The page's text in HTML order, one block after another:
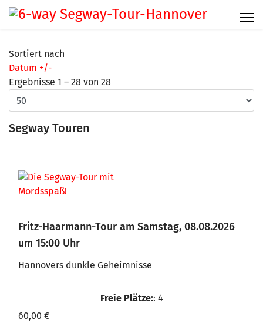
Sortiert nach
Datum +/-
Ergebnisse 1 – 28 von 28
Segway Touren
Fritz-Haarmann-Tour am Samstag, 08.08.2026
um 15:00 Uhr
Hannovers dunkle Geheimnisse
Freie Plätze:: 4
60,00 €